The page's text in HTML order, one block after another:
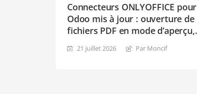
Connecteurs ONLYOFFICE pour
Odoo mis à jour : ouverture de
fichiers PDF en mode d’aperçu,
modèles et Templates amélioré
21 juillet 2026 Par Moncif